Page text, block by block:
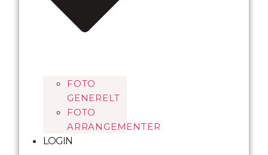
FOTO
GENERELT
FOTO
ARRANGEMENTER
LOGIN